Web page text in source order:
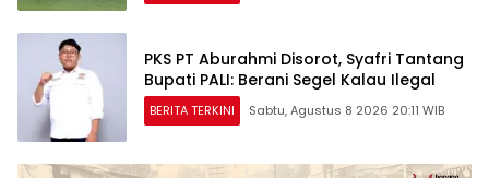
PKS PT Aburahmi Disorot, Syafri Tantang
Bupati PALI: Berani Segel Kalau Ilegal
BERITA TERKINI Sabtu, Agustus 8 2026 20:11 WIB